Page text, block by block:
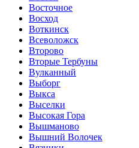
Восточное
Восход
Воткинск
Всеволожск
Второво
Вторые Тербуны
Вулканный
Выборг
Выкса
Выселки
Высокая Гора
Вышманово
Вышний Волочек